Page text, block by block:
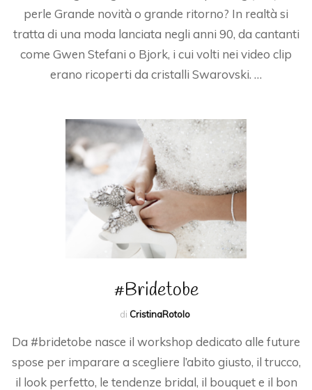
perle Grande novità o grande ritorno? In realtà si
tratta di una moda lanciata negli anni 90, da cantanti
come Gwen Stefani o Bjork, i cui volti nei video clip
erano ricoperti da cristalli Swarovski. …
#Bridetobe
di CristinaRotolo
Da #bridetobe nasce il workshop dedicato alle future
spose per imparare a scegliere l’abito giusto, il trucco,
il look perfetto, le tendenze bridal, il bouquet e il bon